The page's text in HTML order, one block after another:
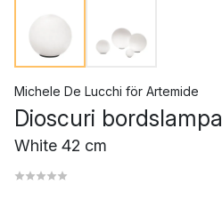
Michele De Lucchi för Artemide
Dioscuri bordslampa
White 42 cm